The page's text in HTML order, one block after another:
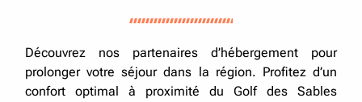
Découvrez nos partenaires d’hébergement pour
prolonger votre séjour dans la région. Profitez d’un
confort optimal à proximité du Golf des Sables